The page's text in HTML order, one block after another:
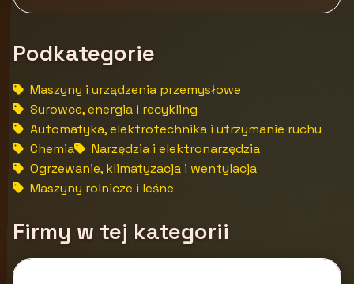
Podkategorie
Maszyny i urządzenia przemysłowe
Surowce, energia i recykling
Automatyka, elektrotechnika i utrzymanie ruchu
Chemia
Narzędzia i elektronarzędzia
Ogrzewanie, klimatyzacja i wentylacja
Maszyny rolnicze i leśne
Firmy w tej kategorii